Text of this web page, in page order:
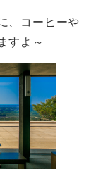
、コーヒーや
すよ～